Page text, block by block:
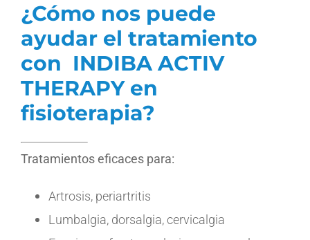
¿Cómo nos puede
ayudar el tratamiento
con INDIBA ACTIV
THERAPY en
fisioterapia?
Tratamientos eficaces para:
Artrosis, periartritis
Lumbalgia, dorsalgia, cervicalgia